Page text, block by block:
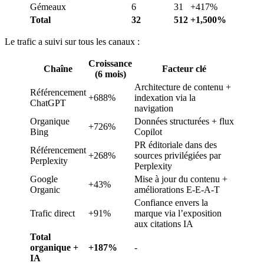
Gémeaux
6 31
+417%
Total
32 512 +1,500%
Le trafic a suivi sur tous les canaux :
Chaîne
Croissance
(6 mois)
Facteur clé
Référencement
ChatGPT
+688%
Architecture de contenu +
indexation via la
navigation
Organique
Bing
+726%
Données structurées + flux
Copilot
Référencement
Perplexity
+268%
PR éditoriale dans des
sources privilégiées par
Perplexity
Google
Organic
+43%
Mise à jour du contenu +
améliorations E-E-A-T
Trafic direct +91%
Confiance envers la
marque via l’exposition
aux citations IA
Total
organique +
IA
+187% -